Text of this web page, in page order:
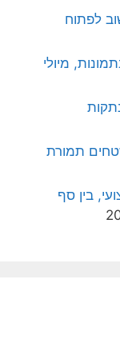
לפתוח
מיולי
תמורת
בין סף